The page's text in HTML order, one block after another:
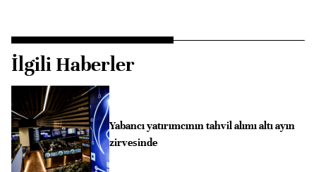
İlgili Haberler
Yabancı yatırımcının tahvil alımı altı ayın
zirvesinde